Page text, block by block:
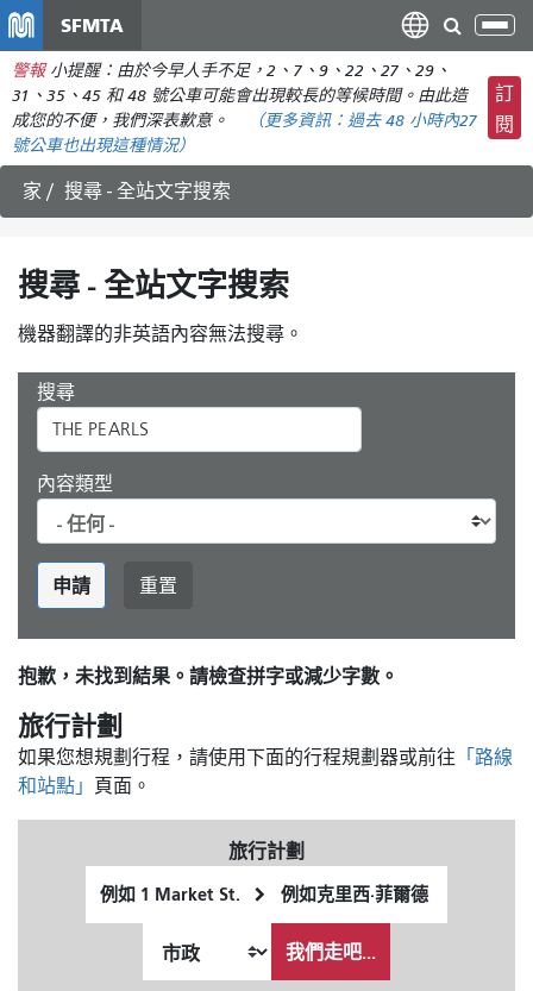
主
要
內
SFMTA
切
導
航
警報 小提醒：由於今早人手不足，2、7、9、22、27、29、
31、35、45 和 48 號公車可能會出現較長的等候時間。由此造
成您的不便，我們深表歉意。
（更多資訊： 過去 48 小時內27
號公車也出現這種情況）
訂
閱
家 搜尋 - 全站文字搜索
搜尋 - 全站文字搜索
機器翻譯的非英語內容無法搜尋。
搜尋
內容類型
申請 重置
抱歉，未找到結果。請檢查拼字或減少字數。
旅行計劃
如果您想規劃行程，請使用下面的行程規劃器或前往 「路線
和站點」
頁面。
旅行計劃
起
始
終
點
我們走吧...